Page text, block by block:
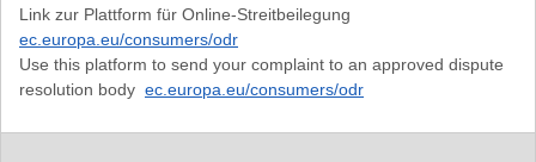
Link zur Plattform für Online-Streitbeilegung
ec.europa.eu/consumers/odr
Use this platform to send your complaint to an approved dispute
resolution body ec.europa.eu/consumers/odr